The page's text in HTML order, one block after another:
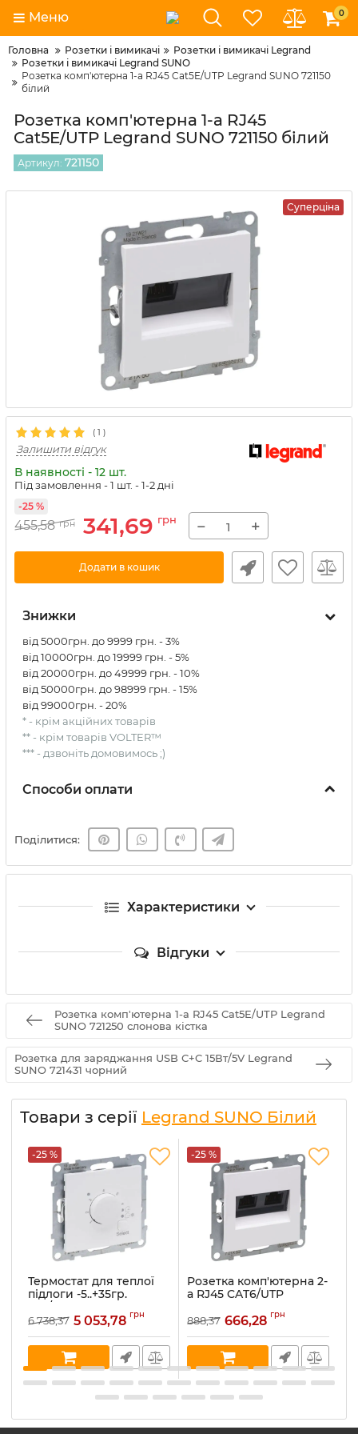
Меню 0
Головна Розетки і вимикачі
Розетки і вимикачі Legrand
Розетки і вимикачі Legrand SUNO
Розетка комп'ютерна 1-а RJ45 Cat5E/UTP Legrand SUNO 721150
білий
Розетка комп'ютерна 1-а RJ45
Cat5E/UTP Legrand SUNO 721150 білий
Артикул: 721150
Суперціна
( 1 )
Залишити відгук
В наявності - 12 шт.
Під замовлення - 1 шт. - 1-2 дні
455,58 грн 341,69 грн
-25 %
− +
Додати в кошик
Знижки
від 5000грн. до 9999 грн. - 3%
від 10000грн. до 19999 грн. - 5%
від 20000грн. до 49999 грн. - 10%
від 50000грн. до 98999 грн. - 15%
від 99000грн. - 20%
* - крім акційних товарів
** - крім товарів VOLTER™
*** - дзвоніть домовимось ;)
Способи оплати
Поділитися:
Характеристики
Відгуки
Розетка комп'ютерна 1-а RJ45 Cat5E/UTP Legrand
SUNO 721250 слонова кістка
Розетка для заряджання USB С+C 15Вт/5V Legrand
SUNO 721431 чорний
Товари з серії Legrand SUNO Білий
-25 %
Термостат для теплої
підлоги -5..+35гр.
16А/230VA Legrand
SUNO 721137 білий
Артикул:721137
В наявності:
6 738,37 5 053,78 грн
-25 %
Розетка комп'ютерна 2-
а RJ45 CAT6/UTP
білий
Артикул:721153
В наявності:
888,37 666,28 грн